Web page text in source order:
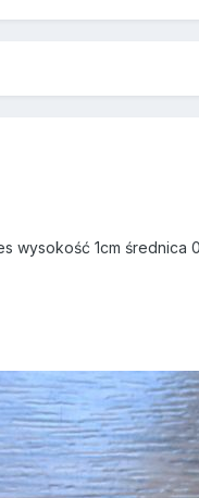
wysokość 1cm